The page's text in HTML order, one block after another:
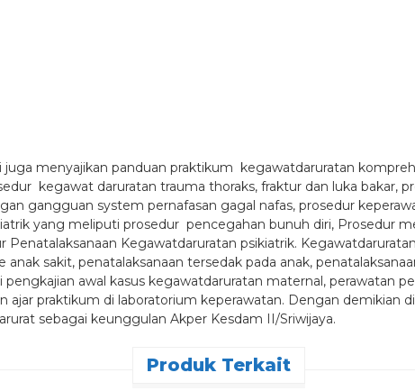
menyajikan panduan praktikum kegawatdaruratan
kegawat daruratan trauma thoraks, fraktur dan luka bakar,
gangguan system pernafasan gagal nafas, prosedur
yang meliputi prosedur pencegahan bunuh diri, Prosedur
Kegawatdaruratan psikiatrik.
sakit, penatalaksanaan tersedak pada anak,
awal kasus kegawatdaruratan maternal, perawatan
ajar praktikum di laboratorium keperawatan. Dengan demikian
sebagai keunggulan Akper Kesdam II/Sriwijaya.
Produk Terkait